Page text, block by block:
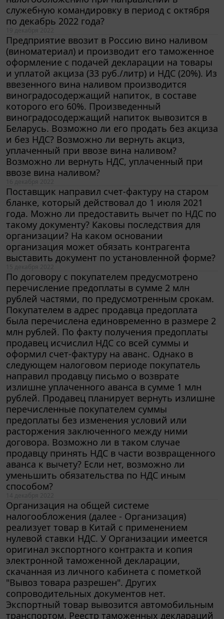
по декабрь 2022 года?
19 декабря 2022
(виноматериал) и производит его таможенное
оформление с подачей декларации на товары
и уплатой акциза (33 руб./литр) и НДС (20%). Из
ввезенного вина наливом производится
виноградосодержащий напиток, в составе
которого его 60%. Произведенный
виноградосодержащий напиток вывозится в
Беларусь. Возможно ли его продать без акциза
и без НДС? Возможно ли вернуть акциз,
уплаченный при ввозе вина наливом?
Возможно ли вернуть НДС, уплаченный при
ввозе вина наливом?
16 декабря 2022
бланке, который действовал до 1 июля 2021
года. Можно ли предоставить вычет по НДС по
такому документу? Каковы последствия для
организации? На каком основании
организация может обязать контрагента
выставить документ по установленной форме?
15 декабря 2022
перечисление предоплаты в сумме 2 млн
рублей частями, по предусмотренным срокам.
Покупателем в адрес продавца предоплата
была перечислена единовременно в размере 2
млн рублей. По факту получения предоплаты
продавец исчислил НДС со всей суммы и
оформил счет-фактуру на аванс. Однако в
следующем налоговом периоде покупатель
направил продавцу письмо о возврате
излишне уплаченного аванса в сумме 1 млн
рублей. Продавец планирует вернуть излишне
перечисленные покупателем суммы
предоплаты без изменения условий или
расторжения заключенного между ними
договора. Возможно ли в таком случае
продавцу принять НДС в части возвращенного
аванса к вычету? Если нет, возможно ли
уменьшить обязательства по НДС иным
способом?
14 декабря 2022
налогообложения (далее - Организация)
реализует товар в Китай с применением
нулевой ставки НДС. У Организации имеется
оригинал экспортного контракта и копия
электронной таможенной декларации,
скачанная из личного кабинета с пометкой
"Вывоз товара разрешен". Других
сопроводительных документов нет.
Экспортный товар вывозится автомобильным
транспортом. Реестр таможенных деклараций